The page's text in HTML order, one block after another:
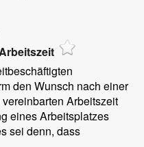
den Wunsch nach einer
Arbeitszeit
eines Arbeitsplatzes
sei denn, dass